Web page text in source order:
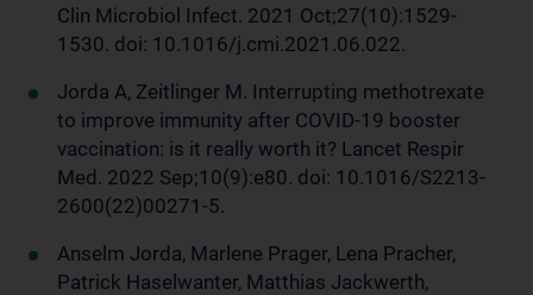
Clin Microbiol Infect. 2021 Oct;27(10):1529-
1530. doi: 10.1016/j.cmi.2021.06.022.
Jorda A, Zeitlinger M. Interrupting methotrexate
to improve immunity after COVID-19 booster
vaccination: is it really worth it? Lancet Respir
Med. 2022 Sep;10(9):e80. doi: 10.1016/S2213-
2600(22)00271-5.
Anselm Jorda, Marlene Prager, Lena Pracher,
Patrick Haselwanter, Matthias Jackwerth,